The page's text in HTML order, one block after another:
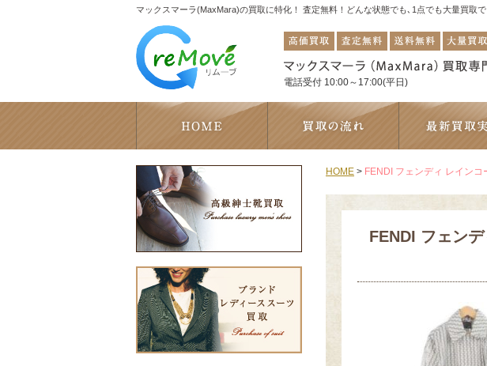
マックスマーラ(MaxMara)の買取に特化！ 査定無料！どんな状態でも､1点でも大量買取で
電話受付 10:00～17:00(平日)
HOME > FENDI フェンディ レイン
FENDI フェン